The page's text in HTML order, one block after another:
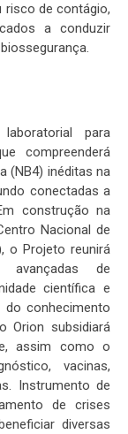
risco de contágio,
a conduzir
para
compreenderá
(NB4) inéditas na
conectadas a
construção na
Nacional de
o Projeto reunirá
avançadas de
científica e
conhecimento
Orion subsidiará
assim como o
vacinas,
Instrumento de
de crises
diversas